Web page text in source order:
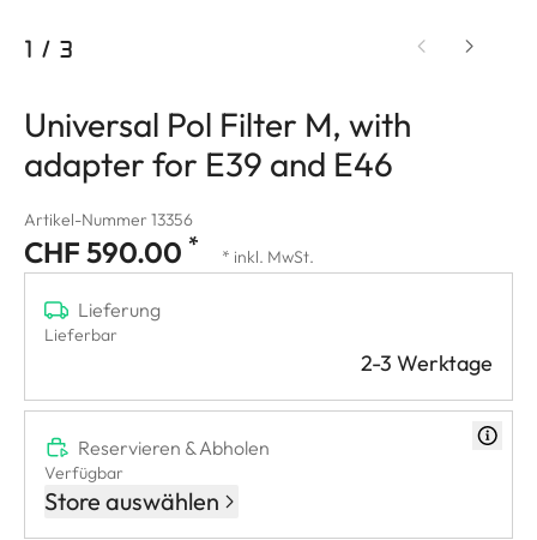
1 / 3
Universal Pol Filter M, with
adapter for E39 and E46
Artikel-Nummer 13356
CHF 590.00 * * inkl. MwSt.
Lieferung
Lieferbar
2-3 Werktage
Reservieren & Abholen
Verfügbar
Store auswählen